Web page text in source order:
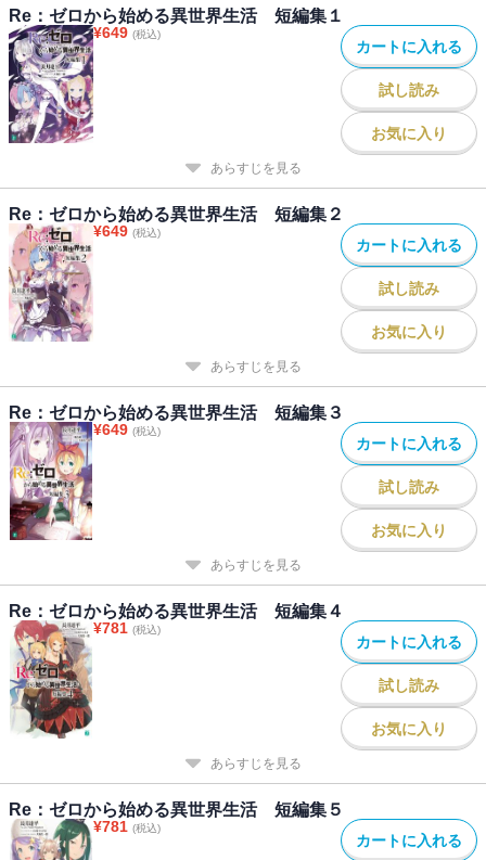
Re：ゼロから始める異世界生活 短編集１
¥649 (税込)
カートに入れる
試し読み
お気に入り
あらすじを見る
Re：ゼロから始める異世界生活 短編集２
¥649 (税込)
カートに入れる
試し読み
お気に入り
あらすじを見る
Re：ゼロから始める異世界生活 短編集３
¥649 (税込)
カートに入れる
試し読み
お気に入り
あらすじを見る
Re：ゼロから始める異世界生活 短編集４
¥781 (税込)
カートに入れる
試し読み
お気に入り
あらすじを見る
Re：ゼロから始める異世界生活 短編集５
¥781 (税込)
カートに入れる